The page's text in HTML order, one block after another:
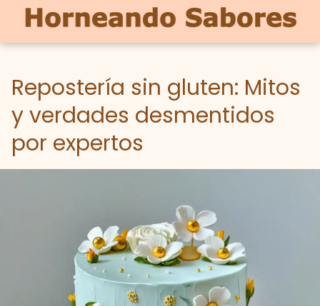
Repostería sin gluten: Mitos
y verdades desmentidos
por expertos